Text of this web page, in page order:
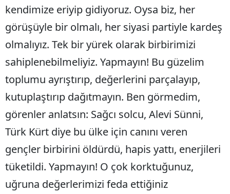
kendimize eriyip gidiyoruz. Oysa biz, her
görüşüyle bir olmalı, her siyasi partiyle kardeş
olmalıyız. Tek bir yürek olarak birbirimizi
sahiplenebilmeliyiz. Yapmayın! Bu güzelim
toplumu ayrıştırıp, değerlerini parçalayıp,
kutuplaştırıp dağıtmayın. Ben görmedim,
görenler anlatsın: Sağcı solcu, Alevi Sünni,
Türk Kürt diye bu ülke için canını veren
gençler birbirini öldürdü, hapis yattı, enerjileri
tüketildi. Yapmayın! O çok korktuğunuz,
uğruna değerlerimizi feda ettiğiniz